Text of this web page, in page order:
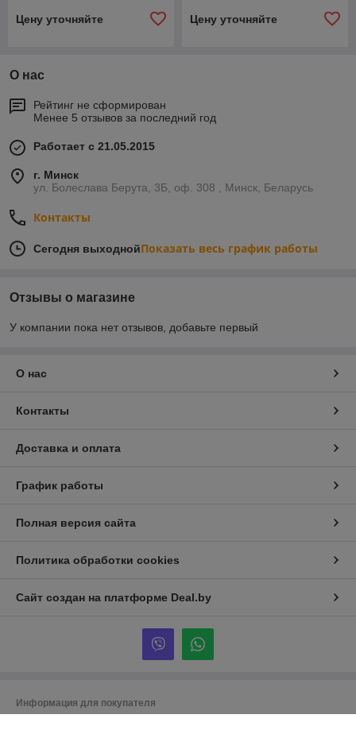
Цену уточняйте Цену уточняйте
О нас
Рейтинг не сформирован
Менее 5 отзывов за последний год
Работает с 21.05.2015
г. Минск
ул. Болеслава Берута, 3Б, оф. 308 , Минск, Беларусь
Контакты
Сегодня выходнойПоказать весь график работы
Отзывы о магазине
У компании пока нет отзывов, добавьте первый
О нас
Контакты
Доставка и оплата
График работы
Полная версия сайта
Политика обработки cookies
Сайт создан на платформе Deal.by
Информация для покупателя